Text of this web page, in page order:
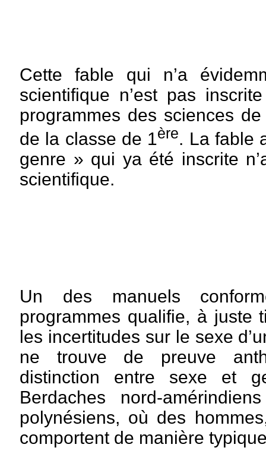
Cette fable qui n’a
scientifique n’est pas
programmes des sciences
de la classe de 1ère. La fable
genre » qui ya été inscrite
scientifique.
Un des manuels
programmes qualifie, à juste
les incertitudes sur le sexe
ne trouve de preuve
distinction entre sexe et
Berdaches nord-
polynésiens, où des
comportent de manière